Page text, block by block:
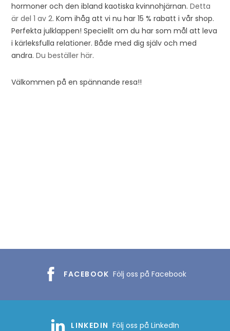
hormoner och den ibland kaotiska kvinnohjärnan.Detta
är del 1 av 2. Kom ihåg att vi nu har 15 % rabatt i vår shop.
Perfekta julklappen! Speciellt om du har som mål att leva
i kärleksfulla relationer. Både med dig själv och med
andra.Du beställer här.
Välkommen på en spännande resa!!
FACEBOOK Följ oss på Facebook
LINKEDIN Följ oss på LinkedIn